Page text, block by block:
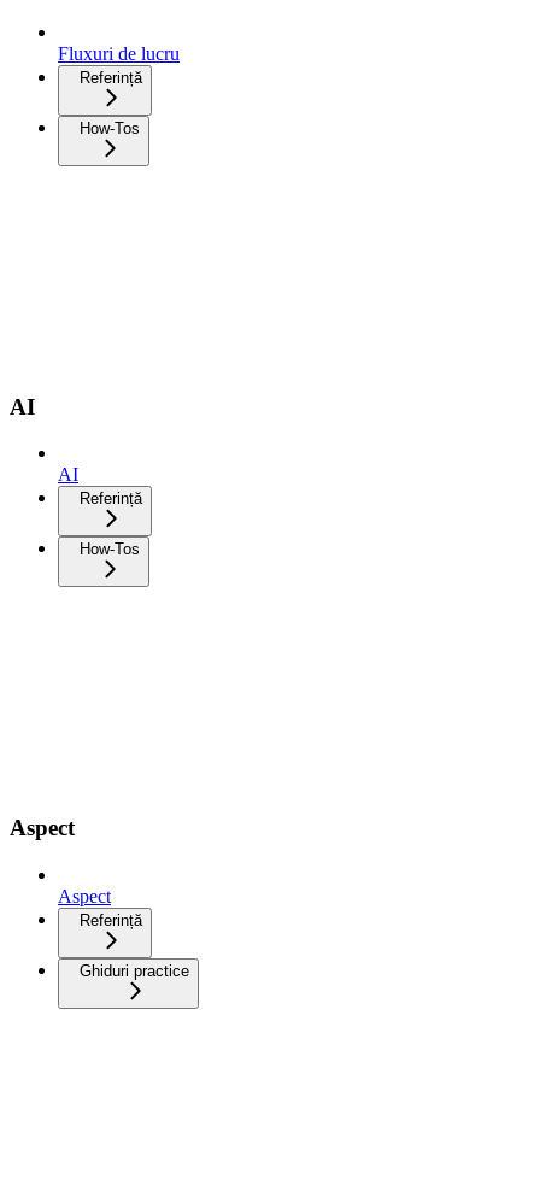
Fluxuri de lucru
Referință
How-Tos
AI
AI
Referință
How-Tos
Aspect
Aspect
Referință
Ghiduri practice